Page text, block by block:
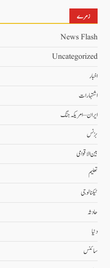
زمرے
News Flash
Uncategorized
اخبار
اشتہارات
ایران – امریکہ جنگ
بزنس
بین الاقوامی
تعلیم
ٹیکنالوجی
حادثہ
دنیا
سائنس